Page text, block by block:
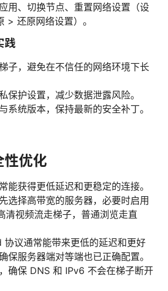
用、切换节点、重置网络设置（设
> 还原网络设置）。
践
子，避免在不信任的网络环境下长
保护设置，减少数据泄露风险。
系统版本，保持最新的安全补丁。
性优化
能获得更低延迟和更稳定的连接。
选择高带宽的服务器，必要时启用
清视频流走梯子，普通浏览走直
议通常能带来更低的延迟和更好
保服务器端对等端也已正确配置。
确保 DNS 和 IPv6 不会在梯子断开